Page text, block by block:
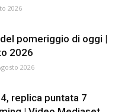
2026
pomeriggio di oggi |
2026
2026
replica puntata 7